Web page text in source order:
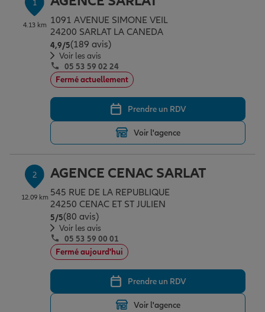
Assurance emprunteur
Prévoyance et dépendance
Assurance animal de compagnie
Protection de la famille
Protection juridique
Épargne & retraite
Plan épargne retraite
Placements financiers
Investissements immobiliers
Transmission
Vos projets
Changer de voiture
Départ à la retraite
Préparer l’avenir
Assurance auto
Assurance habitation
Le Pack Famille
Garantie des accidents de la vie
Professionnels
Allianz en France
1
4.13 km 1091 AVENUE SIMONE VEIL
24200 SARLAT LA CANEDA
4,9/5Note de 4.9 sur 5
(189 avis)
Voir les avis
05 53 59 02 24
Fermé actuellement
Prendre un RDV
Voir l'agence
2
12.09 km
AGENCE CENAC SARLAT
545 RUE DE LA REPUBLIQUE
24250 CENAC ET ST JULIEN
5/5Note de 5 sur 5
(80 avis)
Voir les avis
05 53 59 00 01
Fermé aujourd'hui
Prendre un RDV
Voir l'agence